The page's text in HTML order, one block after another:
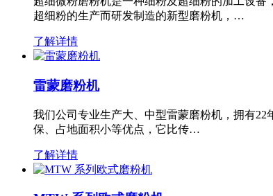
超细粉的生产而研发制造的新型磨粉机，…
了解详情
雷蒙磨粉机
我们公司专业生产大、中型雷蒙磨粉机，拥有
保、占地面积小等优点，它比传…
了解详情